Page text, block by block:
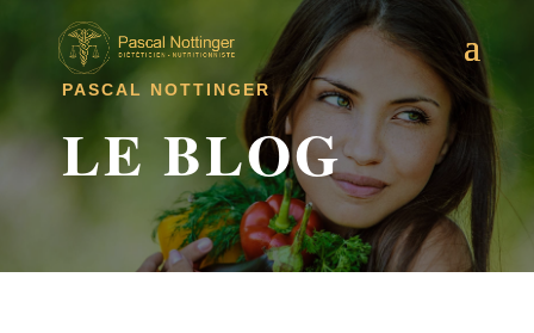
PASCAL NOTTINGER
LE BLOG